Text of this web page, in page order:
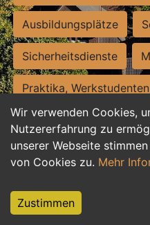
Wir verwenden Cookies,
Nutzererfahrung zu
unserer Webseite
von Cookies zu. Mehr
Zustimmen
Ausbildungsplätze
Sicherheitsdienste
Praktika,
Personalwesen
Hilfskräfte, Aushilfs-
Weiterbildung, Studium,